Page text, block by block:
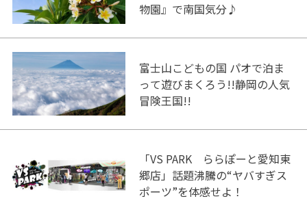
物園』で南国気分♪
富士山こどもの国 パオで泊ま
って遊びまくろう!!静岡の人気
冒険王国!!
「VS PARK ららぽーと愛知東
郷店」話題沸騰の“ヤバすぎス
ポーツ”を体感せよ！